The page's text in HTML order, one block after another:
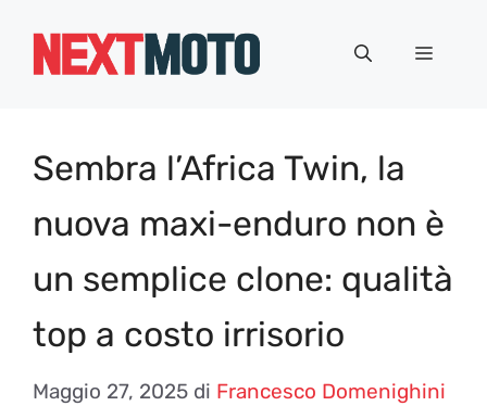
Menu
Sembra l’Africa Twin, la
nuova maxi-enduro non è
un semplice clone: qualità
top a costo irrisorio
Maggio 27, 2025 di Francesco Domenighini